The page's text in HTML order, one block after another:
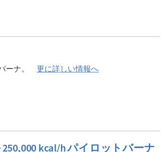
ーナ。 更に詳しい情報へ
kcal/h パイロットバーナ